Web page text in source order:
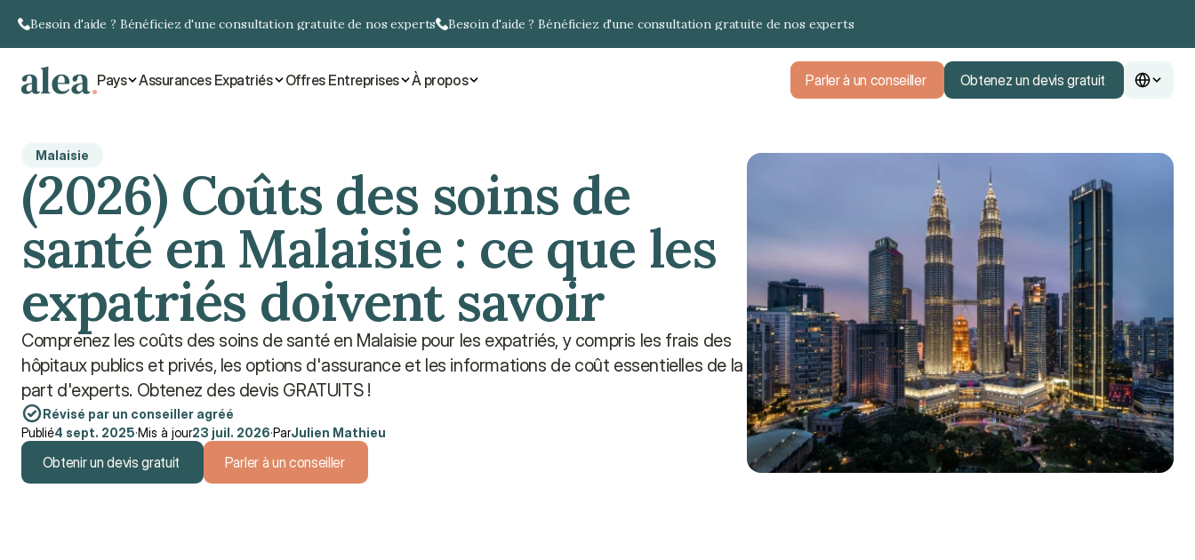
Besoin d'aide ? Bénéficiez d'une consultation gratuite de nos experts Besoin d'aide ? Bénéficiez d'une consultation gratuite de nos experts
Pays Assurances Expatriés Offres Entreprises À propos Parler à un conseiller Obtenez un devis gratuit
Malaisie
(2026) Coûts des soins de
santé en Malaisie : ce que les
expatriés doivent savoir
Comprenez les coûts des soins de santé en Malaisie pour les expatriés, y compris les frais des
hôpitaux publics et privés, les options d'assurance et les informations de coût essentielles de la
part d'experts. Obtenez des devis GRATUITS !
Révisé par un conseiller agréé
Publié4 sept. 2025·Mis à jour23 juil. 2026·ParJulien Mathieu
Obtenir un devis gratuit Parler à un conseiller